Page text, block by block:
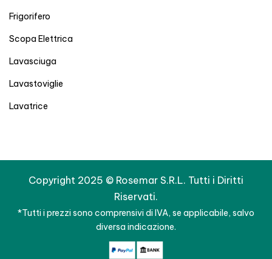
Frigorifero
Scopa Elettrica
Lavasciuga
Lavastoviglie
Lavatrice
Copyright 2025 © Rosemar S.R.L. Tutti i Diritti
Riservati.
*Tutti i prezzi sono comprensivi di IVA, se applicabile, salvo
diversa indicazione.